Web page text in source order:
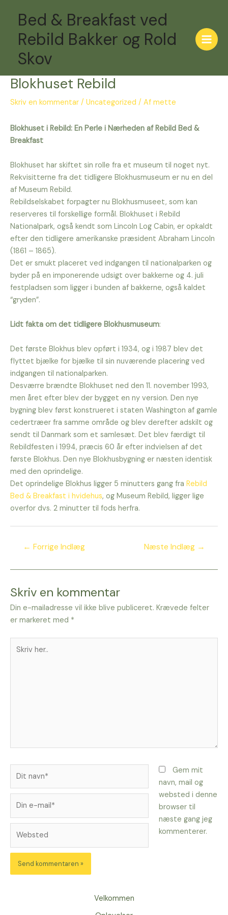
Bed & Breakfast ved
Rebild Bakker og Rold
Skov
Blokhuset Rebild
Skriv en kommentar / Uncategorized / Af mette
Blokhuset i Rebild: En Perle i Nærheden af Rebild Bed &
Breakfast
Blokhuset har skiftet sin rolle fra et museum til noget nyt.
Rekvisitterne fra det tidligere Blokhusmuseum er nu en del
af Museum Rebild.
Rebildselskabet forpagter nu Blokhusmuseet, som kan
reserveres til forskellige formål. Blokhuset i Rebild
Nationalpark, også kendt som Lincoln Log Cabin, er opkaldt
efter den tidligere amerikanske præsident Abraham Lincoln
(1861 – 1865).
Det er smukt placeret ved indgangen til nationalparken og
byder på en imponerende udsigt over bakkerne og 4. juli
festpladsen som ligger i bunden af bakkerne, også kaldet
“gryden”.
Lidt fakta om det tidligere Blokhusmuseum:
Det første Blokhus blev opført i 1934, og i 1987 blev det
flyttet bjælke for bjælke til sin nuværende placering ved
indgangen til nationalparken.
Desværre brændte Blokhuset ned den 11. november 1993,
men året efter blev der bygget en ny version. Den nye
bygning blev først konstrueret i staten Washington af gamle
cedertræer fra samme område og blev derefter adskilt og
sendt til Danmark som et samlesæt. Det blev færdigt til
Rebildfesten i 1994, præcis 60 år efter indvielsen af det
første Blokhus. Den nye Blokhusbygning er næsten identisk
med den oprindelige.
Det oprindelige Blokhus ligger 5 minutters gang fra Rebild
Bed & Breakfast i hvidehus, og Museum Rebild, ligger lige
overfor dvs. 2 minutter til fods herfra.
← Forrige Indlæg Næste Indlæg →
Skriv en kommentar
Din e-mailadresse vil ikke blive publiceret. Krævede felter
er markeret med *
her..
navn*
mail*
Gem mit
navn, mail og
websted i denne
browser til
næste gang jeg
kommenterer.
Velkommen